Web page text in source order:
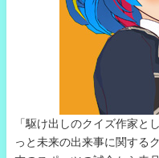
「駆け出しのクイズ作家と
っと未来の出来事に関する